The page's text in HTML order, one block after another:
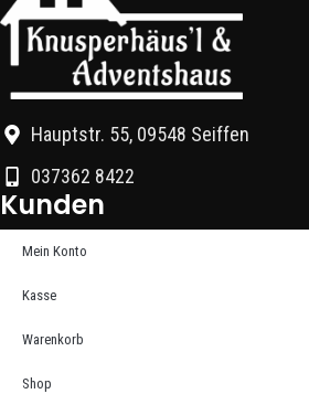
Hauptstr. 55, 09548 Seiffen
037362 8422
Kunden
Mein Konto
Kasse
Warenkorb
Shop